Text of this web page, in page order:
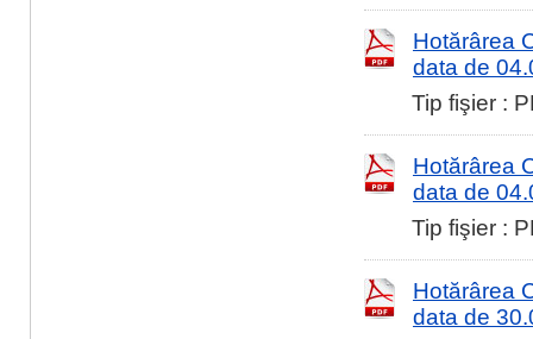
Hotărârea
data de
Tip fişier :
Hotărârea
data de
Tip fişier :
Hotărârea
data de